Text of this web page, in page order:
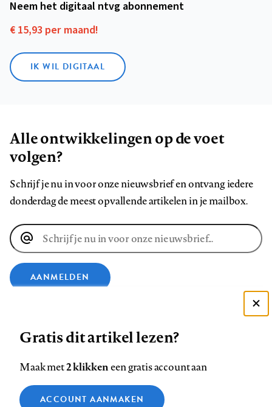
Neem het digitaal ntvg abonnement
€ 15,93 per maand!
IK WIL DIGITAAL
Alle ontwikkelingen op de voet
volgen?
Schrijf je nu in voor onze nieuwsbrief en ontvang iedere
donderdag de meest opvallende artikelen in je mailbox.
E-
mailadres
AANMELDEN
ons
op
ons
op
ons
op
ons
op
ons
ons
Contact Colofon Disclaimer Privacy
Zie onze cookie policy
Gratis dit artikel lezen?
Maak met2 klikkeneen gratis account aan
ACCOUNT AANMAKEN